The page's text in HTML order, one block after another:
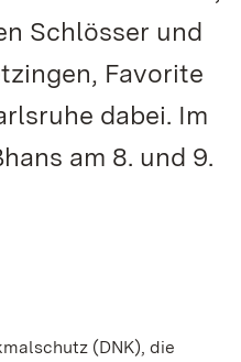
Schlösser und
Favorite
dabei. Im
am 8. und 9.
(DNK), die